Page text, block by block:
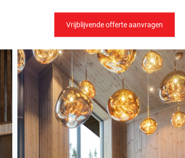
Vrijblijvende offerte aanvragen